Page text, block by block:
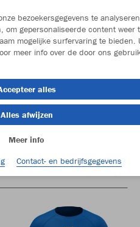
van VV
bezoekersgegevens te
om gepersonaliseerde content weer
mogelijke surfervaring te bieden.
meer info over de door ons
alles
Alles afwijzen
Meer info
Contact- en bedrijfsgegevens